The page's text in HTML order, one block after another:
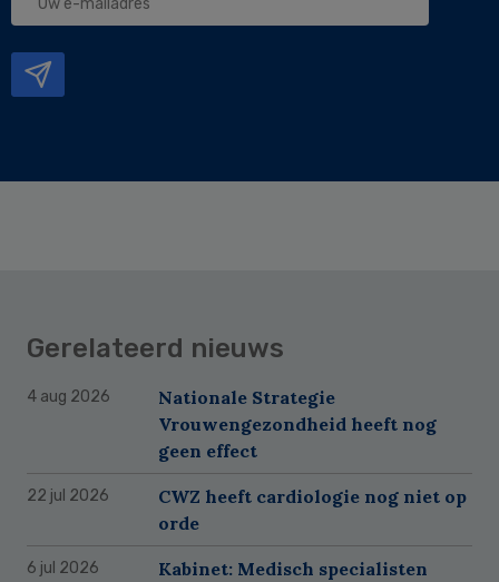
Gerelateerd nieuws
4 aug 2026
Nationale Strategie
Vrouwengezondheid heeft nog
geen effect
22 jul 2026
CWZ heeft cardiologie nog niet op
orde
6 jul 2026
Kabinet: Medisch specialisten